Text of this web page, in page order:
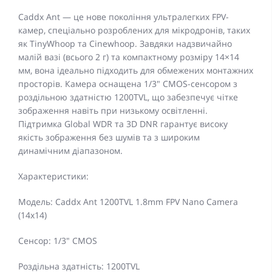
Caddx Ant — це нове покоління ультралегких FPV-
камер, спеціально розроблених для мікродронів, таких
як TinyWhoop та Cinewhoop. Завдяки надзвичайно
малій вазі (всього 2 г) та компактному розміру 14×14
мм, вона ідеально підходить для обмежених монтажних
просторів. Камера оснащена 1/3" CMOS-сенсором з
роздільною здатністю 1200TVL, що забезпечує чітке
зображення навіть при низькому освітленні.
Підтримка Global WDR та 3D DNR гарантує високу
якість зображення без шумів та з широким
динамічним діапазоном.
Характеристики:
Модель: Caddx Ant 1200TVL 1.8mm FPV Nano Camera
(14x14)
Сенсор: 1/3" CMOS
Роздільна здатність: 1200TVL